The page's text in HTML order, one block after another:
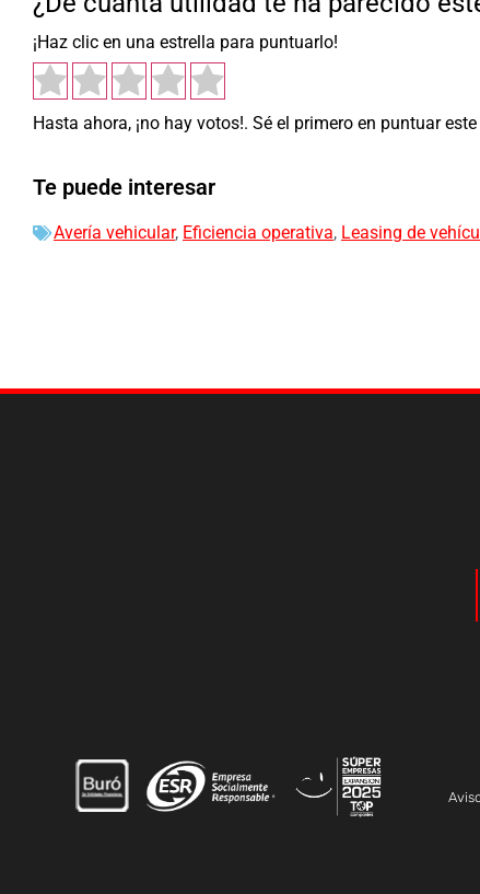
¡Haz clic en una estrella para puntuarlo!
Hasta ahora, ¡no hay votos!. Sé el primero en puntuar
Te puede interesar
Avería vehicular, Eficiencia operativa, Leasing de